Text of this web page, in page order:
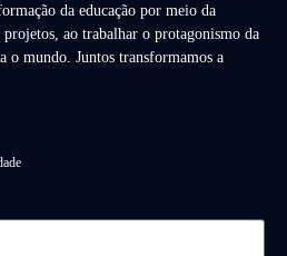
da educação por meio da
ao trabalhar o protagonismo da
o mundo. Juntos transformamos a